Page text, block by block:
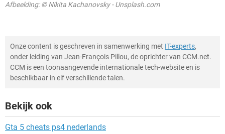
Afbeelding: © Nikita Kachanovsky - Unsplash.com
Onze content is geschreven in samenwerking met IT-experts,
onder leiding van Jean-François Pillou, de oprichter van CCM.net.
CCM is een toonaangevende internationale tech-website en is
beschikbaar in elf verschillende talen.
Bekijk ook
Gta 5 cheats ps4 nederlands